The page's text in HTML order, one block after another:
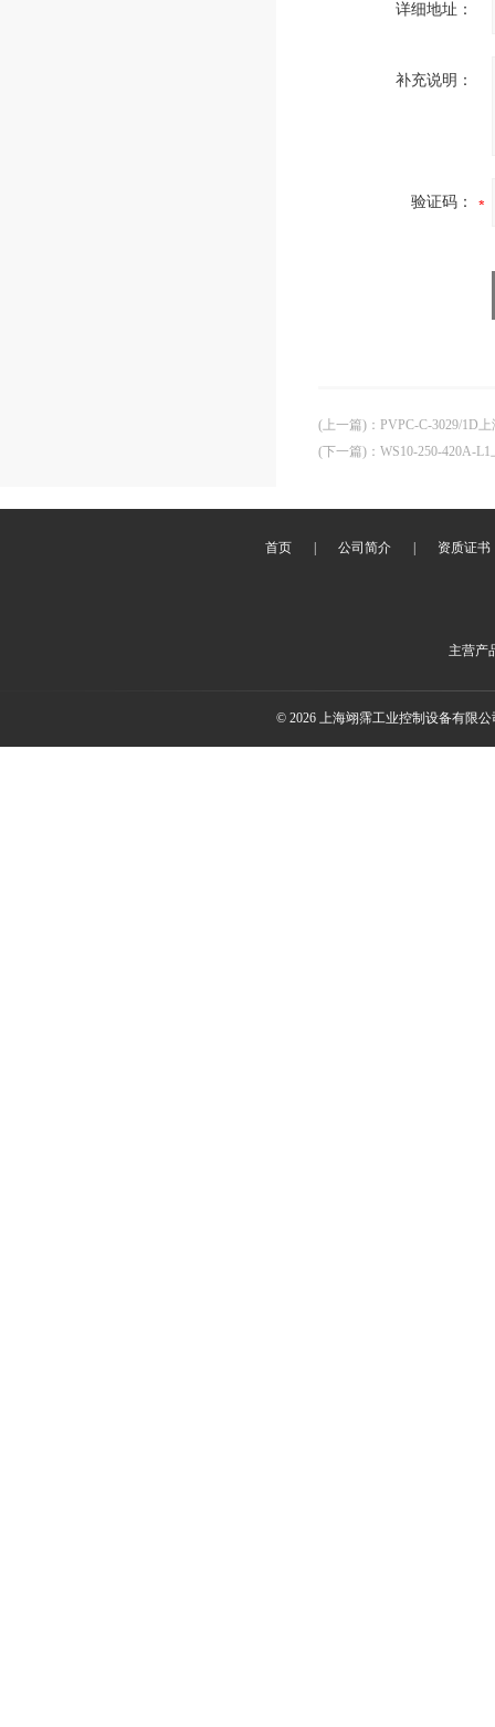
详细地址：
补充说明：
验证码：
(上一篇) ： PVPC-C-3029/1D
(下一篇) ： WS10-250-420A-
首页 公司简介 资质证书
主营产
© 2026 上海翊霈工业控制设备有限